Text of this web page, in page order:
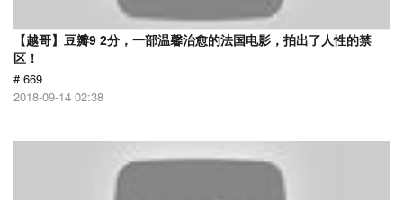
【越哥】豆瓣9 2分，一部温馨治愈的法国电影，拍出了人性的禁
区！
# 669
2018-09-14 02:38